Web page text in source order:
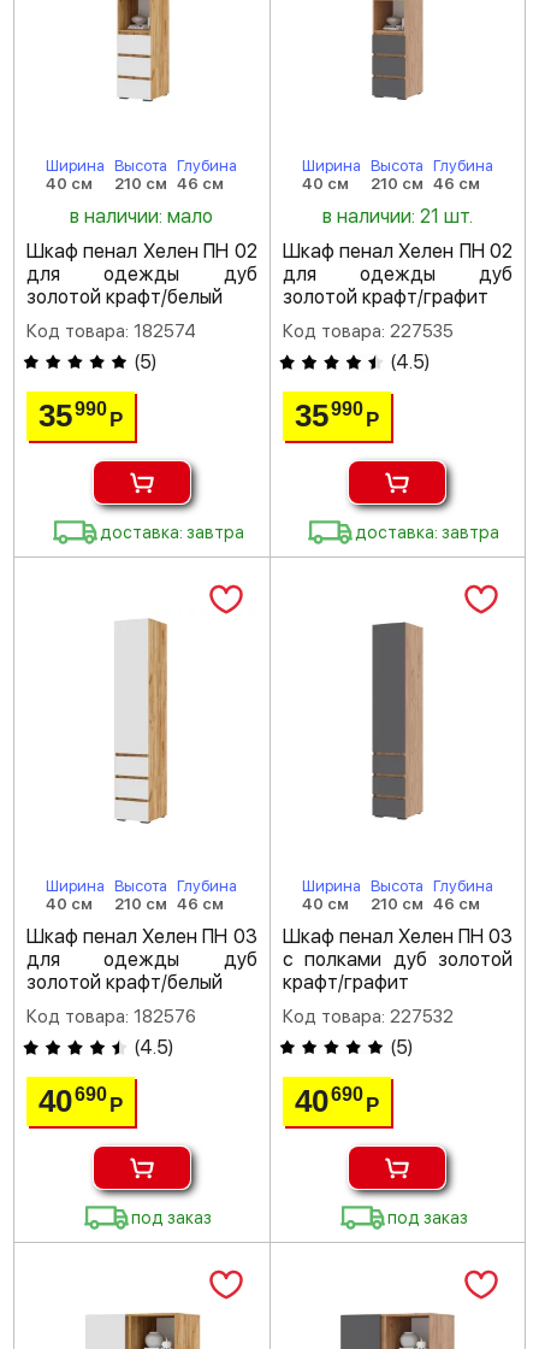
Ширина
40 см
Высота
210 см
Глубина
46 см
в наличии: мало
Шкаф пенал Хелен ПН 02
для одежды дуб
золотой крафт/белый
Код товара: 182574
(5)
35990Р
доставка: завтра
Ширина
40 см
Высота
210 см
Глубина
46 см
в наличии: 21 шт.
Шкаф пенал Хелен ПН 02
для одежды дуб
золотой крафт/графит
Код товара: 227535
(4.5)
35990 Р
доставка: завтра
Ширина
40 см
Высота
210 см
Глубина
46 см
Шкаф пенал Хелен ПН 03
для одежды дуб
золотой крафт/белый
Код товара: 182576
(4.5)
40690Р
под заказ
Ширина
40 см
Высота
210 см
Глубина
46 см
Шкаф пенал Хелен ПН 03
с полками дуб золотой
крафт/графит
Код товара: 227532
(5)
40690 Р
под заказ